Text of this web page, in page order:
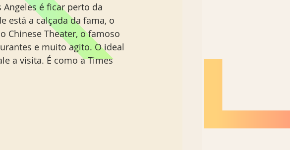
é ficar perto da
está a calçada da fama, o
Chinese Theater, o famoso
e muito agito. O ideal
a visita. É como a Times